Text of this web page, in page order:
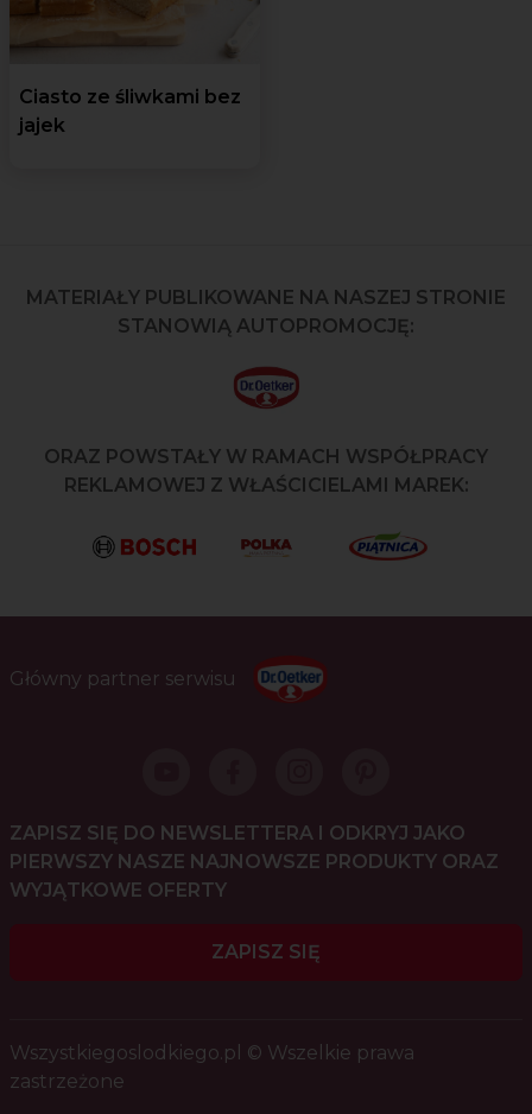
Ciasto ze śliwkami bez
jajek
MATERIAŁY PUBLIKOWANE NA NASZEJ STRONIE
STANOWIĄ AUTOPROMOCJĘ:
ORAZ POWSTAŁY W RAMACH WSPÓŁPRACY
REKLAMOWEJ Z WŁAŚCICIELAMI MAREK:
Główny partner serwisu
ZAPISZ SIĘ DO NEWSLETTERA I ODKRYJ JAKO
PIERWSZY NASZE NAJNOWSZE PRODUKTY ORAZ
WYJĄTKOWE OFERTY
ZAPISZ SIĘ
Wszystkiegoslodkiego.pl © Wszelkie prawa
zastrzeżone